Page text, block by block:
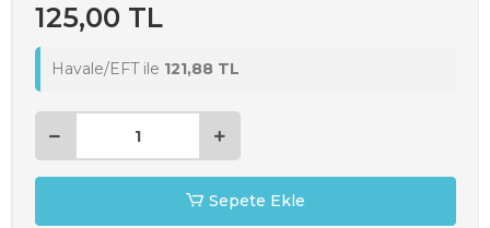
125,00 TL
Havale/EFT ile 121,88 TL
Sepete Ekle